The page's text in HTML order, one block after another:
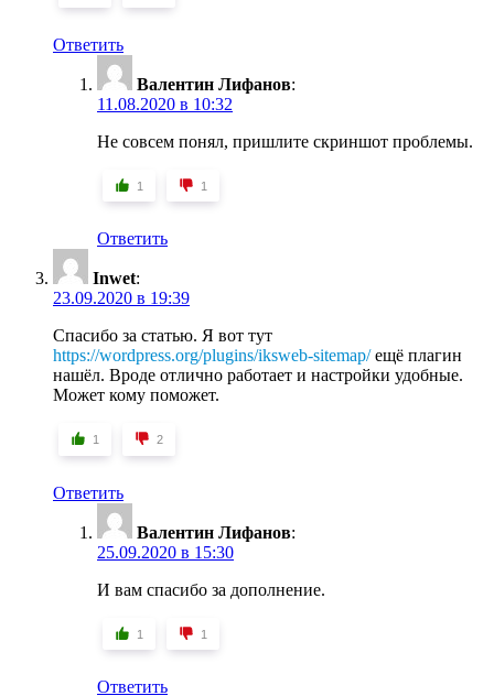
Ответить
Валентин Лифанов:
11.08.2020 в 10:32
Не совсем понял, пришлите скриншот проблемы.
1 1
Ответить
Inwet:
23.09.2020 в 19:39
Спасибо за статью. Я вот тут
https://wordpress.org/plugins/iksweb-sitemap/ещё плагин
нашёл. Вроде отлично работает и настройки удобные.
Может кому поможет.
1 2
Ответить
Валентин Лифанов:
25.09.2020 в 15:30
И вам спасибо за дополнение.
1 1
Ответить